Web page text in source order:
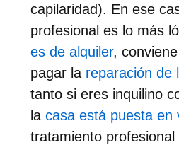
capilaridad). En ese
profesional es lo más
es de alquiler,
pagar la reparación de
tanto si eres inquilino
la casa está puesta en
tratamiento